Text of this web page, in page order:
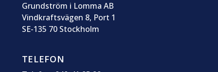
Grundström i Lomma AB
Vindkraftsvägen 8, Port 1
SE-135 70 Stockholm
TELEFON